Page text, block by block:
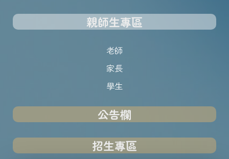
親師生專區
老師
家長
學生
公告欄
招生專區